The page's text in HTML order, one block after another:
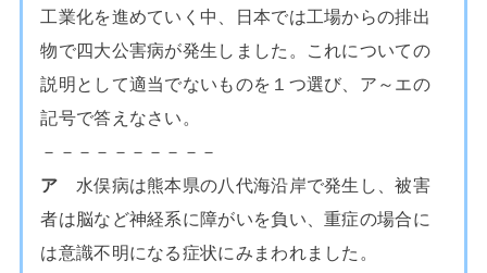
工業化を進めていく中、日本では工場からの排出
物で四大公害病が発生しました。これについての
説明として適当でないものを１つ選び、ア～エの
記号で答えなさい。
－－－－－－－－－－
ア 水俣病は熊本県の八代海沿岸で発生し、被害
者は脳など神経系に障がいを負い、重症の場合に
は意識不明になる症状にみまわれました。